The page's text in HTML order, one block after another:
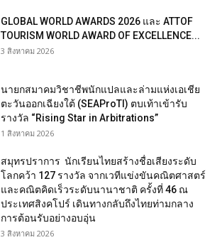
GLOBAL WORLD AWARDS 2026 และ ATTOF
TOURISM WORLD AWARD OF EXCELLENCE...
3 สิงหาคม 2026
นายกสมาคมวิชาชีพนักแปลและล่ามแห่งเอเชีย
ตะวันออกเฉียงใต้ (SEAProTI) ตบเท้าเข้ารับ
รางวัล “Rising Star in Arbitrations”
1 สิงหาคม 2026
สมุทรปราการ นักเรียนไทยสร้างชื่อเสียงระดับ
โลกคว้า 127 รางวัล จากเวทีแข่งขันคณิตศาสตร์
และคณิตคิดเร็วระดับนานาชาติ ครั้งที่ 46 ณ
ประเทศสิงคโปร์ เดินทางกลับถึงไทยท่ามกลาง
การต้อนรับอย่างอบอุ่น
3 สิงหาคม 2026